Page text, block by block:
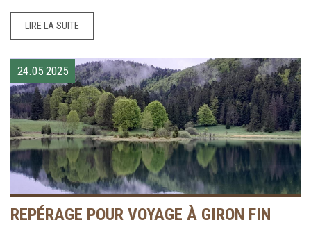
LIRE LA SUITE
24.05 2025
REPÉRAGE POUR VOYAGE À GIRON FIN